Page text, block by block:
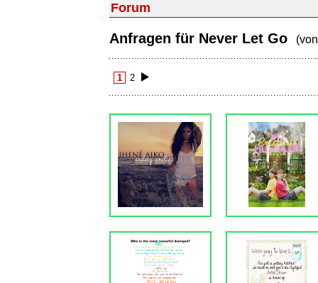
Forum
Anfragen für Never Let Go
1 2